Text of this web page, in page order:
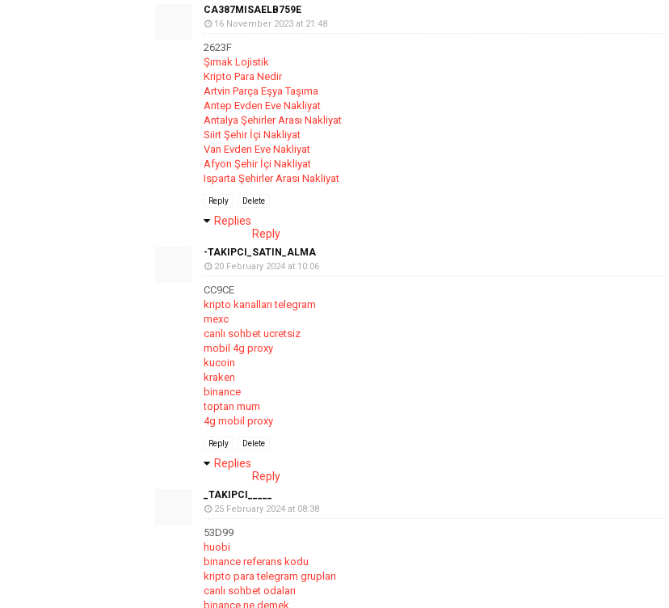
CA387MISAELB759E
16 November 2023 at 21:48
2623F
Şırnak Lojistik
Kripto Para Nedir
Artvin Parça Eşya Taşıma
Antep Evden Eve Nakliyat
Antalya Şehirler Arası Nakliyat
Siirt Şehir İçi Nakliyat
Van Evden Eve Nakliyat
Afyon Şehir İçi Nakliyat
Isparta Şehirler Arası Nakliyat
Reply Delete
Replies
Reply
-TAKIPCI_SATIN_ALMA
20 February 2024 at 10:06
CC9CE
kripto kanalları telegram
mexc
canlı sohbet ucretsiz
mobil 4g proxy
kucoin
kraken
binance
toptan mum
4g mobil proxy
Reply Delete
Replies
Reply
_TAKIPCI_____
25 February 2024 at 08:38
53D99
huobi
binance referans kodu
kripto para telegram grupları
canlı sohbet odaları
binance ne demek